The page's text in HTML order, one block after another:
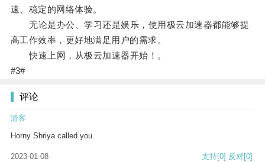
速、稳定的网络体验。
无论是办公、学习还是娱乐，使用极云加速器都能够提
高工作效率，更好地满足用户的需求。
快速上网，从极云加速器开始！。
#3#
评论
游客
Horny Shriya called you
2023-01-08 支持[0] 反对[0]